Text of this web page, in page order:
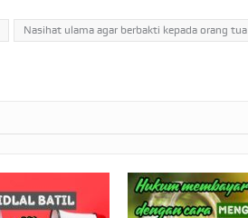
Nasihat ulama agar berbakti kepada orang tua